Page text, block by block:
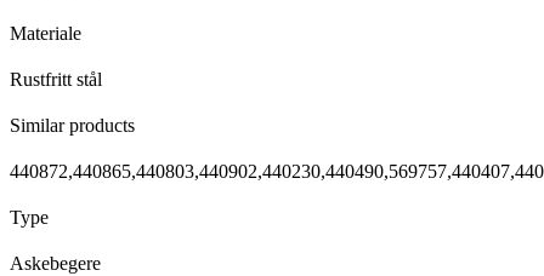
Materiale
Rustfritt stål
Similar products
Type
Askebegere